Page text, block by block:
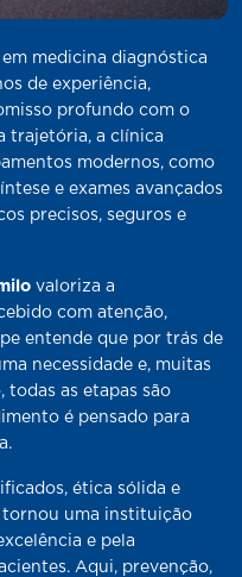
medicina diagnóstica
de experiência,
profundo com o
trajetória, a clínica
modernos, como
e exames avançados
precisos, seguros e
valoriza a
com atenção,
entende que por trás de
necessidade e, muitas
todas as etapas são
é pensado para
ética sólida e
tornou uma instituição
e pela
Aqui, prevenção,